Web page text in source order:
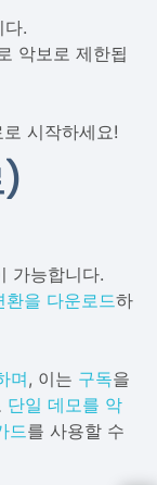
.
악보로 제한됩
시작하세요!
가능합니다.
환을 다운로드하
며, 이는 구독을
단일 데모를 악
드를 사용할 수